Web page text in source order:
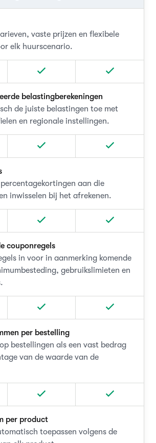
vaste prijzen en flexibele
elk huurscenario.
belastingberekeningen
de juiste belastingen toe met
en regionale instellingen.
aan die
inwisselen bij het afrekenen.
couponregels
in voor in aanmerking komende
gebruikslimieten en
per bestelling
bestellingen als een vast bedrag
van de waarde van de
per product
toepassen volgens de